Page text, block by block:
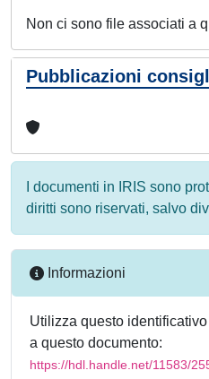
Non ci sono file associati a
Pubblicazioni
I documenti in IRIS sono
diritti sono riservati, salvo
Informazioni
Utilizza questo
a questo documento:
https://hdl.handle.net/11583/